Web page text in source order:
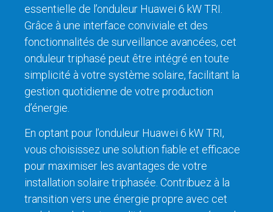
essentielle de l’onduleur Huawei 6 kW TRI.
Grâce à une interface conviviale et des
fonctionnalités de surveillance avancées, cet
onduleur triphasé peut être intégré en toute
simplicité à votre système solaire, facilitant la
gestion quotidienne de votre production
d’énergie.
En optant pour l’onduleur Huawei 6 kW TRI,
vous choisissez une solution fiable et efficace
pour maximiser les avantages de votre
installation solaire triphasée. Contribuez à la
transition vers une énergie propre avec cet